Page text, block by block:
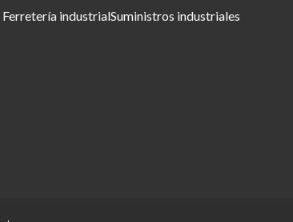
Ferretería industrialSuministros industriales